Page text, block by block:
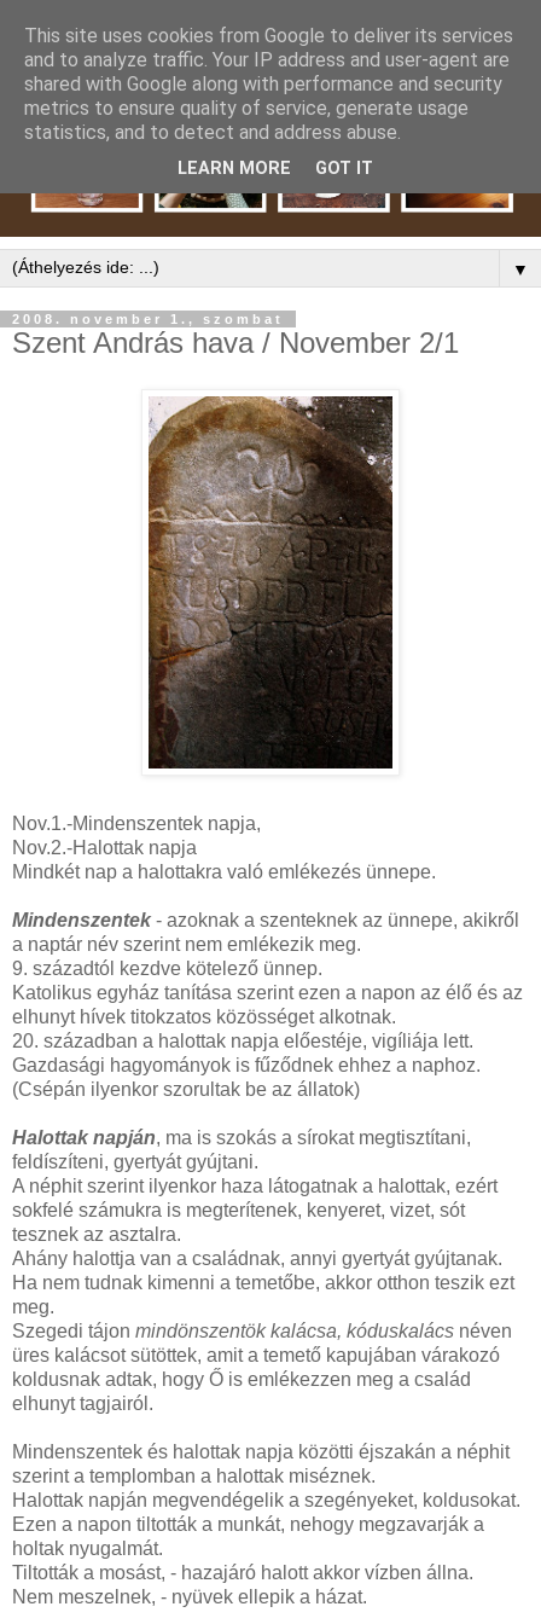
▼
2008. november 1., szombat
Szent András hava / November 2/1
Nov.1.-Mindenszentek napja,
Nov.2.-Halottak napja
Mindkét nap a halottakra való emlékezés ünnepe.
Mindenszentek - azoknak a szenteknek az ünnepe, akikről
a naptár név szerint nem emlékezik meg.
9. századtól kezdve kötelező ünnep.
Katolikus egyház tanítása szerint ezen a napon az élő és az
elhunyt hívek titokzatos közösséget alkotnak.
20. században a halottak napja előestéje, vigíliája lett.
Gazdasági hagyományok is fűződnek ehhez a naphoz.
(Csépán ilyenkor szorultak be az állatok)
Halottak napján, ma is szokás a sírokat megtisztítani,
feldíszíteni, gyertyát gyújtani.
A néphit szerint ilyenkor haza látogatnak a halottak, ezért
sokfelé számukra is megterítenek, kenyeret, vizet, sót
tesznek az asztalra.
Ahány halottja van a családnak, annyi gyertyát gyújtanak.
Ha nem tudnak kimenni a temetőbe, akkor otthon teszik ezt
meg.
Szegedi tájon mindönszentök kalácsa, kóduskalács néven
üres kalácsot sütöttek, amit a temető kapujában várakozó
koldusnak adtak, hogy Ő is emlékezzen meg a család
elhunyt tagjairól.
Mindenszentek és halottak napja közötti éjszakán a néphit
szerint a templomban a halottak miséznek.
Halottak napján megvendégelik a szegényeket, koldusokat.
Ezen a napon tiltották a munkát, nehogy megzavarják a
holtak nyugalmát.
Tiltották a mosást, - hazajáró halott akkor vízben állna.
Nem meszelnek, - nyüvek ellepik a házat.
This site uses cookies from Google to deliver its services
and to analyze traffic. Your IP address and user-agent are
shared with Google along with performance and security
metrics to ensure quality of service, generate usage
statistics, and to detect and address abuse.
LEARN MORE GOT IT